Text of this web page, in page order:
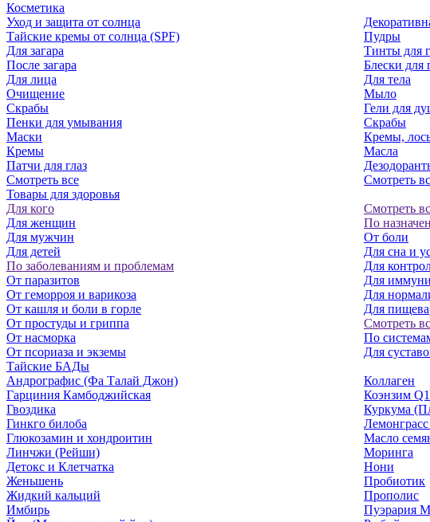
Косметика
Уход и защита от солнца
Тайские кремы от солнца (SPF)
Для загара
После загара
Для лица
Очищение
Скрабы
Пенки для умывания
Маски
Кремы
Патчи для глаз
Смотреть все
Пудры
Тинты для
Блески для
Для тела
Мыло
Гели для
Скрабы
Кремы,
Масла
Смотреть
Товары для здоровья
Для кого
Для женщин
Для мужчин
Для детей
По заболеваниям и проблемам
От паразитов
Oт геморроя и варикоза
От кашля и боли в горле
От простуды и гриппа
От насморка
Oт псориаза и экземы
Смотреть
По
От боли
Для сна и
Для
Для
Для
Для
Смотреть
По
Для
Тайские БАДы
Андрографис (Фа Талай Джон)
Гарциния Камбоджийская
Гвоздика
Гинкго билоба
Глюкозамин и хондроитин
Линчжи (Рейши)
Детокс и Клетчатка
Женьшень
Жидкий кальций
Имбирь
Коллаген
Коэнзим
Куркума
Масло
Моринга
Нони
Пробиотик
Прополис
Пуэрария